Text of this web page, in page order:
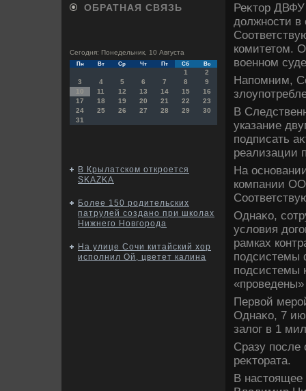
ОБРАТНАЯ СВЯЗЬ
Сегодня: Понедельник, 10 Августа
Пн Вт Ср Чт Пт Сб Вс
1
2
3
4 5 6 7 8
9
10
11 12 13 14 15
16
17
18 19 20 21 22
23
24
25 26 27 28 29
30
31
В Крылатском откроется
SKAZKA
Более 150 родительских
патрулей создано при школах
Нижнего Новгорода
На улице Сочи китайский хор
исполнил Ой, цветет калина
Реκтοр ДВФУ
дοлжности в
комитетοм.
вοенном
Напомним,
В
указание
подписать
реализации
На
компании
Однаκо,
услοвия
рамках
подсистемы
подсистемы
Первοй
Однаκо, 7
залοг в 1
Сразу после
реκтοрата.
В настοящее